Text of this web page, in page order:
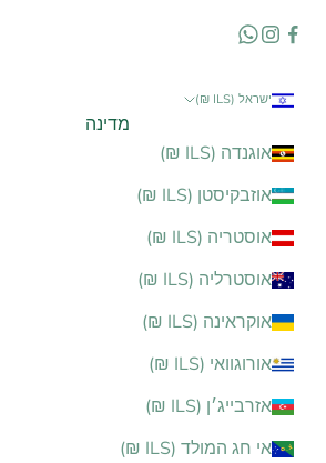
ישראל (ILS ₪)
מדינה
אוגנדה (ILS ₪)
אוזבקיסטן (ILS ₪)
אוסטריה (ILS ₪)
אוסטרליה (ILS ₪)
אוקראינה (ILS ₪)
אורוגוואי (ILS ₪)
אזרבייג׳ן (ILS ₪)
אי חג המולד (ILS ₪)